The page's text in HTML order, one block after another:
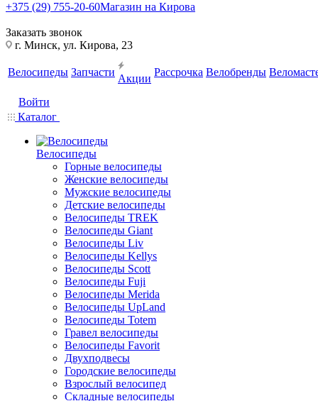
+375 (29) 755-20-60Магазин на Кирова
Заказать звонок
г. Минск, ул. Кирова, 23
Велосипеды Запчасти
Акции
Рассрочка Велобренды
Войти
Каталог
Велосипеды
Горные велосипеды
Женские велосипеды
Мужские велосипеды
Детские велосипеды
Велосипеды TREK
Велосипеды Giant
Велосипеды Liv
Велосипеды Kellys
Велосипеды Scott
Велосипеды Fuji
Велосипеды Merida
Велосипеды UpLand
Велосипеды Totem
Гравел велосипеды
Велосипеды Favorit
Двухподвесы
Городские велосипеды
Взрослый велосипед
Складные велосипеды